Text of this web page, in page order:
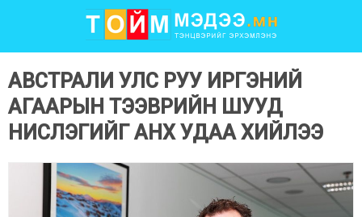
АВСТРАЛИ УЛС РУУ ИРГЭНИЙ
АГААРЫН ТЭЭВРИЙН ШУУД
НИСЛЭГИЙГ АНХ УДАА ХИЙЛЭЭ